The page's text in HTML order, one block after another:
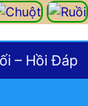
– Hồi Đáp